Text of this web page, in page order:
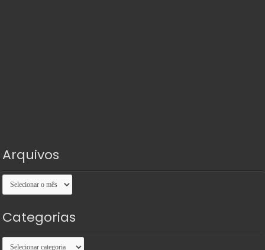
Arquivos
Arquivos
Categorias
Categorias